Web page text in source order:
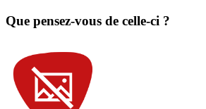
Que pensez-vous de celle-ci ?